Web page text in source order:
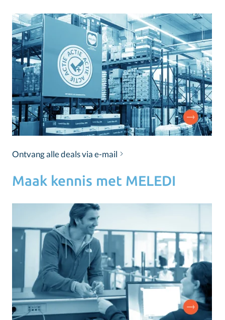
Ontvang alle deals via e-mail
Maak kennis met MELEDI